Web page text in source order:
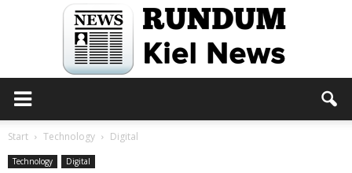
Start Technology Digital
Technology Digital